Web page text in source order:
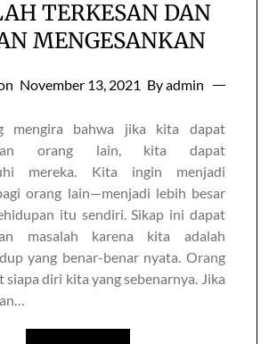
TERKESAN DAN
MENGESANKAN
November 13, 2021 By admin
mengira bahwa jika kita dapat
orang lain, kita dapat
mereka. Kita ingin menjadi
orang lain—menjadi lebih besar
itu sendiri. Sikap ini dapat
masalah karena kita adalah
yang benar-benar nyata. Orang
siapa diri kita yang sebenarnya. Jika